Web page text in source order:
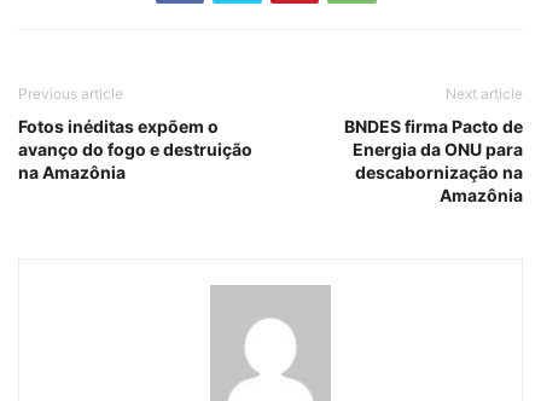
Previous article
Fotos inéditas expõem o
avanço do fogo e destruição
na Amazônia
Next article
BNDES firma Pacto de
Energia da ONU para
descabornização na
Amazônia